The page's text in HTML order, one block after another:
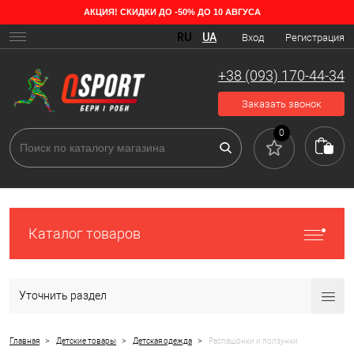
Какие бывают распашонки и ползунки
Если вы ожидаете малыша, то в любом случае уже задумывались о
вопрос: во что же одевать ребёнка? На помощь новоиспеченным
родителям приходят детские пелёнки, распашонки и ползунки,
удобные и универсальные элементы гардероба. Это одежда не
стесняет движений и приятна на ощупь.
АКЦИЯ! СКИДКИ ДО -50% ДО 10 АВГУСА
Вход Регистрация
RU UA
+38 (093) 170-44-34
Заказать звонок
0
Каталог товаров
Уточнить раздел
Главная > Детские товары > Детская одежда > Распашонки и ползунки